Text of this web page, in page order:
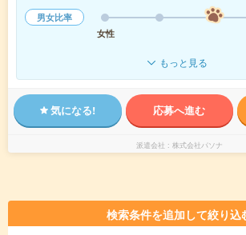
男女比率
女性
もっと見る
気になる! 応募へ進む
派遣会社 株式会社パソナ
検索条件を追加して絞り込